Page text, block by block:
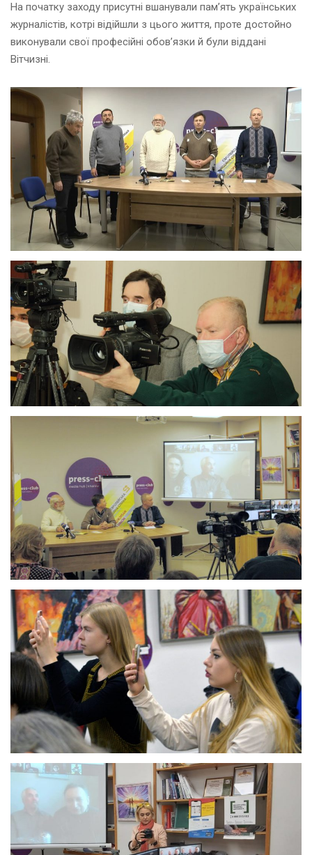
На початку заходу присутні вшанували пам’ять українських
журналістів, котрі відійшли з цього життя, проте достойно
виконували свої професійні обов’язки й були віддані
Вітчизні.